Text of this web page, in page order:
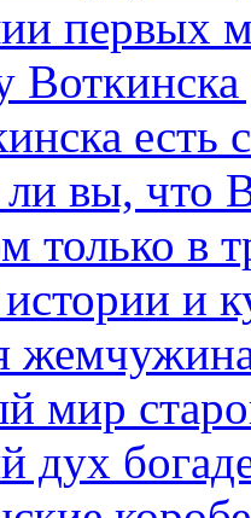
первых
есть
ли вы, что
только в
и
мир
дух